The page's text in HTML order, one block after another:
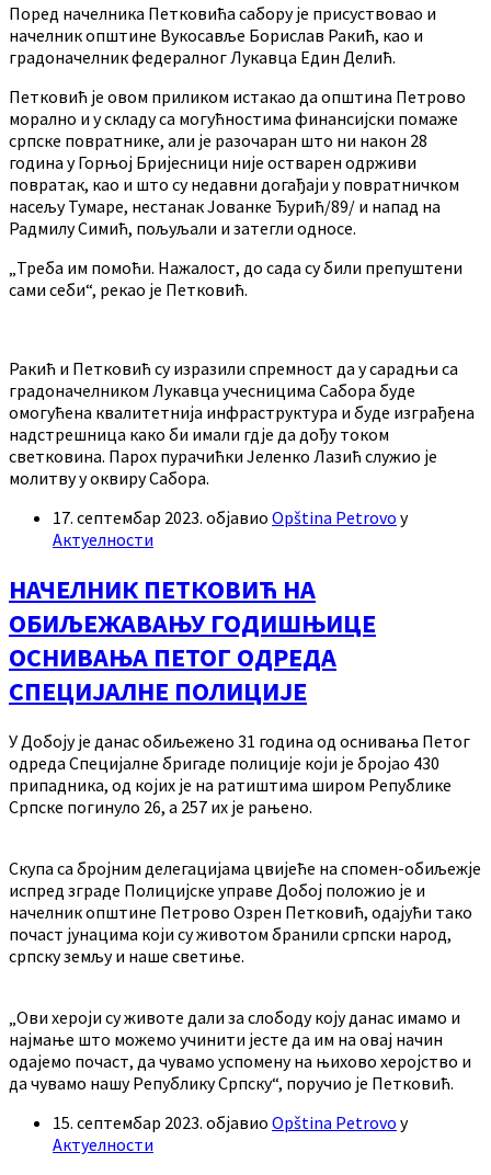
Поред начелника Петковића сабору је присуствовао и
начелник општине Вукосавље Борислав Ракић, као и
градоначелник федералног Лукавца Един Делић.
Петковић је овом приликом истакао да општина Петрово
морално и у складу са могућностима финансијски помаже
српске повратнике, али је разочаран што ни након 28
година у Горњој Бријесници није остварен одрживи
повратак, као и што су недавни догађаји у повратничком
насељу Тумаре, нестанак Јованке Ђурић/89/ и напад на
Радмилу Симић, пољуљали и затегли односе.
„Треба им помоћи. Нажалост, до сада су били препуштени
сами себи“, рекао је Петковић.
Ракић и Петковић су изразили спремност да у сарадњи са
градоначелником Лукавца учесницима Сабора буде
омогућена квалитетнија инфраструктура и буде изграђена
надстрешница како би имали гдје да дођу током
светковина. Парох пурачићки Јеленко Лазић служио је
молитву у оквиру Сабора.
17. септембар 2023. објавио Opština Petrovo у
Актуелности
НАЧЕЛНИК ПЕТКОВИЋ НА
ОБИЉЕЖАВАЊУ ГОДИШЊИЦЕ
ОСНИВАЊА ПЕТОГ ОДРЕДА
СПЕЦИЈАЛНЕ ПОЛИЦИЈЕ
У Добоју је данас обиљежено 31 година од оснивања Петог
одреда Специјалне бригаде полиције који је бројао 430
припадника, од којих је на ратиштима широм Републике
Српске погинуло 26, а 257 их је рањено.
Скупа са бројним делегацијама цвијеће на спомен-обиљежје
испред зграде Полицијске управе Добој положио је и
начелник општине Петрово Озрен Петковић, одајући тако
почаст јунацима који су животом бранили српски народ,
српску земљу и наше светиње.
„Ови хероји су животе дали за слободу коју данас имамо и
најмање што можемо учинити јесте да им на овај начин
одајемо почаст, да чувамо успомену на њихово херојство и
да чувамо нашу Републику Српску“, поручио је Петковић.
15. септембар 2023. објавио Opština Petrovo у
Актуелности